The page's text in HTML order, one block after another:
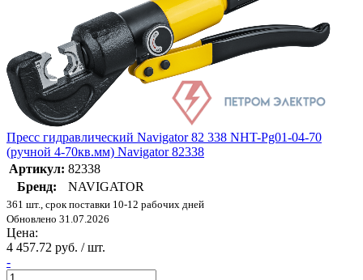
Пресс гидравлический Navigator 82 338 NHT-Pg01-04-70
(ручной 4-70кв.мм) Navigator 82338
Артикул: 82338
Бренд:
NAVIGATOR
361 шт., срок поставки 10-12 рабочих дней
Обновлено 31.07.2026
Цена:
4 457.72 руб. / шт.
-